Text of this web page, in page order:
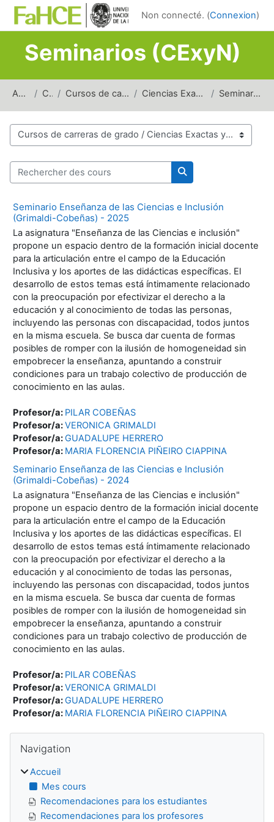
Passer au contenu principal
Non connecté. (Connexion)
Seminarios (CExyN)
Accueil Cours Cursos de carreras de grado Ciencias Exactas y Naturales Seminarios (CExyN)
Catégories de cours
Rechercher des cours
Rechercher des
Seminario Enseñanza de las Ciencias e Inclusión
(Grimaldi-Cobeñas) - 2025
La asignatura "Enseñanza de las Ciencias e inclusión"
propone un espacio dentro de la formación inicial docente
para la articulación entre el campo de la Educación
Inclusiva y los aportes de las didácticas específicas. El
desarrollo de estos temas está íntimamente relacionado
con la preocupación por efectivizar el derecho a la
educación y al conocimiento de todas las personas,
incluyendo las personas con discapacidad, todos juntos
en la misma escuela. Se busca dar cuenta de formas
posibles de romper con la ilusión de homogeneidad sin
empobrecer la enseñanza, apuntando a construir
condiciones para un trabajo colectivo de producción de
conocimiento en las aulas.
Profesor/a: PILAR COBEÑAS
Profesor/a:VERONICA GRIMALDI
Profesor/a:GUADALUPE HERRERO
Profesor/a: MARIA FLORENCIA PIÑEIRO CIAPPINA
Seminario Enseñanza de las Ciencias e Inclusión
(Grimaldi-Cobeñas) - 2024
La asignatura "Enseñanza de las Ciencias e inclusión"
propone un espacio dentro de la formación inicial docente
para la articulación entre el campo de la Educación
Inclusiva y los aportes de las didácticas específicas. El
desarrollo de estos temas está íntimamente relacionado
con la preocupación por efectivizar el derecho a la
educación y al conocimiento de todas las personas,
incluyendo las personas con discapacidad, todos juntos
en la misma escuela. Se busca dar cuenta de formas
posibles de romper con la ilusión de homogeneidad sin
empobrecer la enseñanza, apuntando a construir
condiciones para un trabajo colectivo de producción de
conocimiento en las aulas.
Profesor/a: PILAR COBEÑAS
Profesor/a:VERONICA GRIMALDI
Profesor/a:GUADALUPE HERRERO
Profesor/a: MARIA FLORENCIA PIÑEIRO CIAPPINA
Blocs
Navigation
Accueil
Mes cours
Recomendaciones para los estudiantes
Recomendaciones para los profesores